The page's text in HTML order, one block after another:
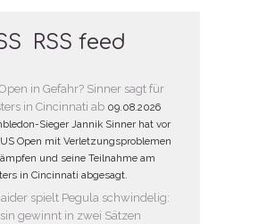
RSS feed
in Gefahr? Sinner sagt für
in Cincinnati ab 09.08.2026
Sieger Jannik Sinner hat vor
Open mit Verletzungsproblemen
und seine Teilnahme am
in Cincinnati abgesagt.
spielt Pegula schwindelig:
gewinnt in zwei Sätzen